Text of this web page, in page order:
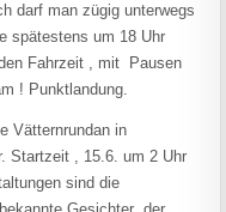
darf man zügig unterwegs
spätestens um 18 Uhr
Fahrzeit , mit Pausen
! Punktlandung.
Vätternrundan in
Startzeit , 15.6. um 2 Uhr
sind die